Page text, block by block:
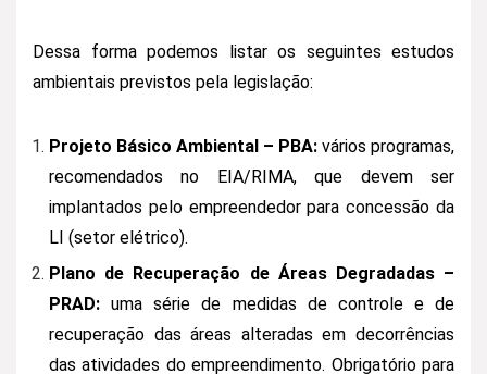
Dessa forma podemos listar os seguintes estudos
ambientais previstos pela legislação:
Projeto Básico Ambiental – PBA: vários programas,
recomendados no EIA/RIMA, que devem ser
implantados pelo empreendedor para concessão da
LI (setor elétrico).
Plano de Recuperação de Áreas Degradadas –
PRAD: uma série de medidas de controle e de
recuperação das áreas alteradas em decorrências
das atividades do empreendimento. Obrigatório para